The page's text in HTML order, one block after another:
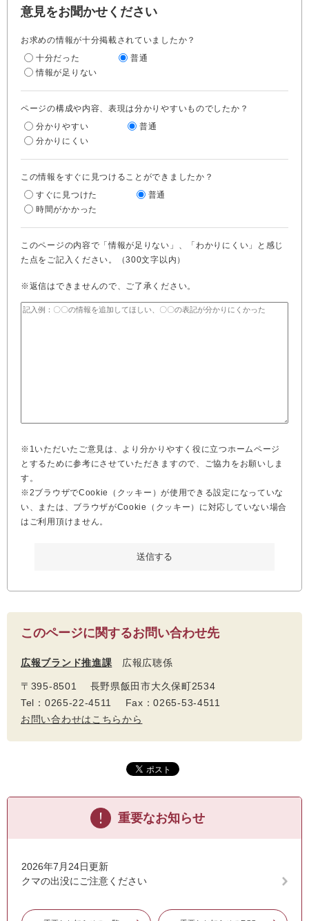
意見をお聞かせください
お求めの情報が十分掲載されていましたか？
十分だった
普通
情報が足りない
ページの構成や内容、表現は分かりやすいものでしたか？
分かりやすい
普通
分かりにくい
この情報をすぐに見つけることができましたか？
すぐに見つけた
普通
時間がかかった
このページの内容で「情報が足りない」、「わかりにくい」と感じ
た点をご記入ください。（300文字以内）
※返信はできませんので、ご了承ください。
※1いただいたご意見は、より分かりやすく役に立つホームページ
とするために参考にさせていただきますので、ご協力をお願いしま
す。
※2ブラウザでCookie（クッキー）が使用できる設定になっていな
い、または、ブラウザがCookie（クッキー）に対応していない場合
はご利用頂けません。
このページに関するお問い合わせ先
広報ブランド推進課 広報広聴係
〒395-8501 長野県飯田市大久保町2534
Tel：0265-22-4511 Fax：0265-53-4511
お問い合わせはこちらから
重要なお知らせ
2026年7月24日更新
クマの出没にご注意ください